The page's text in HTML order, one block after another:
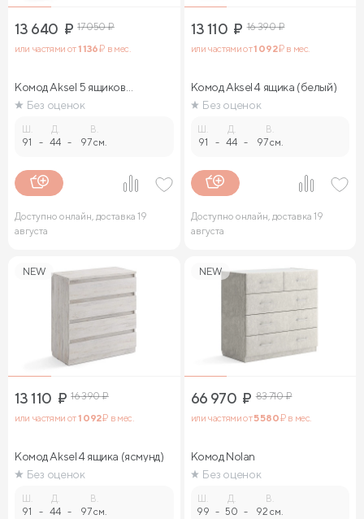
13 640 ₽ 17 050₽
или частями от1 136₽ в мес.
Комод Aksel 5 ящиков
(ясмунд)
Без оценок
91 -
Д.
44 -
В.
97 см.
Доступно онлайн, доставка 19
августа
13 110 ₽ 16 390₽
или частями от1 092₽ в мес.
Комод Aksel 4 ящика (белый)
Без оценок
91 -
Д.
44 -
В.
97 см.
Доступно онлайн, доставка 19
августа
NEW
13 110 ₽ 16 390₽
или частями от1 092₽ в мес.
Комод Aksel 4 ящика (ясмунд)
Без оценок
91 -
Д.
44 -
В.
97 см.
NEW
66 970 ₽ 83 710₽
или частями от5 580₽ в мес.
Комод Nolan
Без оценок
99 -
Д.
50 -
В.
92 см.